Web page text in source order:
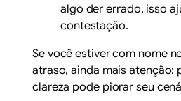
algo der errado, isso
contestação.
Se você estiver com nome
atraso, ainda mais atenção:
clareza pode piorar seu